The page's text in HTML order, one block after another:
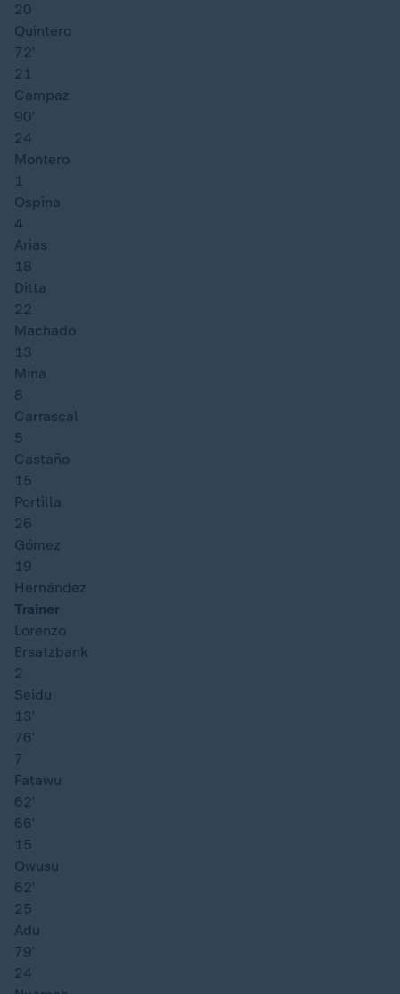
20
Quintero
72′
21
Campaz
90′
24
Montero
1
Ospina
4
Arias
18
Ditta
22
Machado
13
Mina
8
Carrascal
5
Castaño
15
Portilla
26
Gómez
19
Hernández
Trainer
Lorenzo
Ersatzbank
2
Seidu
13′
76′
7
Fatawu
62′
66′
15
Owusu
62′
25
Adu
79′
24